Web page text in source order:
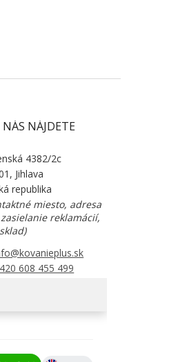
NÁS NÁJDETE
4382/2c
Jihlava
republika
miesto, adresa
reklamácií,
608 455 499